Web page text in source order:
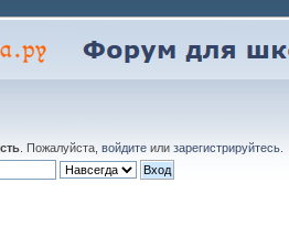
. Пожалуйста, войдите или зарегистрируйтесь